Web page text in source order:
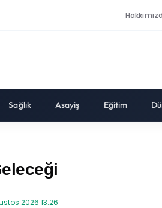
Sağlık Asayiş Eğitim
2026 13:26